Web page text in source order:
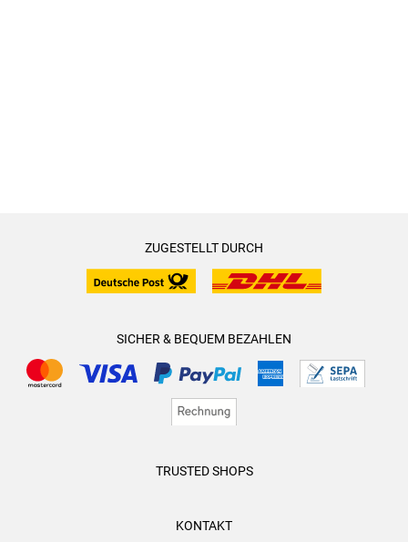
ZUGESTELLT DURCH
SICHER & BEQUEM BEZAHLEN
TRUSTED SHOPS
KONTAKT